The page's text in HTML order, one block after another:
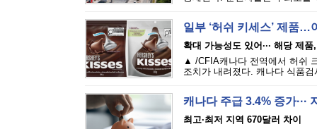
일부 ‘허쉬 키세스’ 제품
확대 가능성도 있어··· 해당 제
▲ /CFIA캐나다 전역에서 허쉬
조치가 내려졌다. 캐나다 식품
캐나다 주급 3.4% 증가···
최고·최저 지역 670달러 차이